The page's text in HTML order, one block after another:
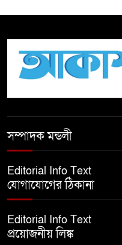
সম্পাদক মন্ডলী
Editorial Info Text
যোগাযোগের ঠিকানা
Editorial Info Text
প্রয়োজনীয় লিঙ্ক